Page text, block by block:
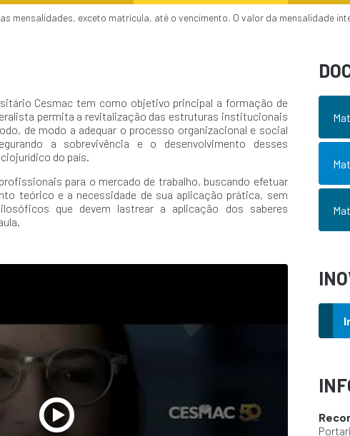
mensalidades, exceto matrícula, até o vencimento. O valor da mensalidade
Cesmac tem como objetivo principal a formação de
permita a revitalização das estruturas institucionais
de modo a adequar o processo organizacional e social
a sobrevivência e o desenvolvimento desses
do país.
para o mercado de trabalho, buscando efetuar
teórico e a necessidade de sua aplicação prática, sem
que devem lastrear a aplicação dos saberes